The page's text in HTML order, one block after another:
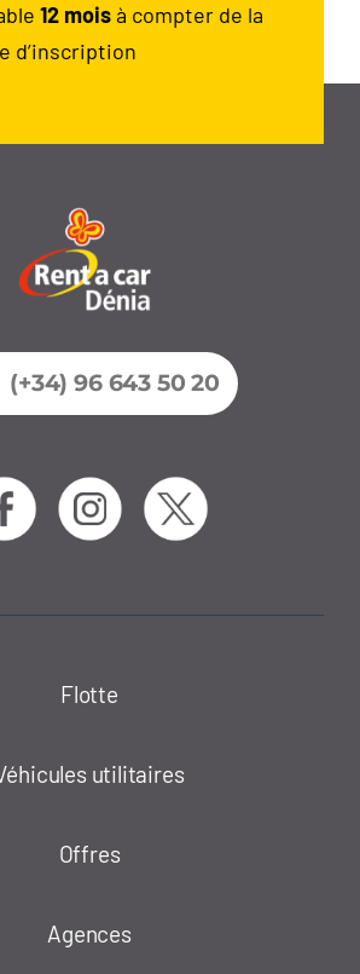
12 moisà compter de la
d’inscription
(+34) 96 643 50 20
Flotte
utilitaires
Offres
Agences